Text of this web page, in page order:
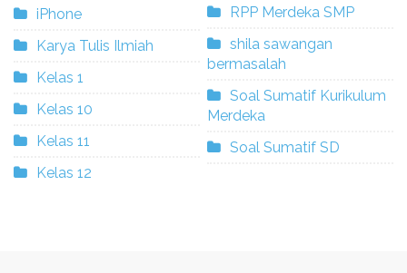
iPhone
Karya Tulis Ilmiah
Kelas 1
Kelas 10
Kelas 11
Kelas 12
RPP Merdeka SMP
shila sawangan
bermasalah
Soal Sumatif Kurikulum
Merdeka
Soal Sumatif SD